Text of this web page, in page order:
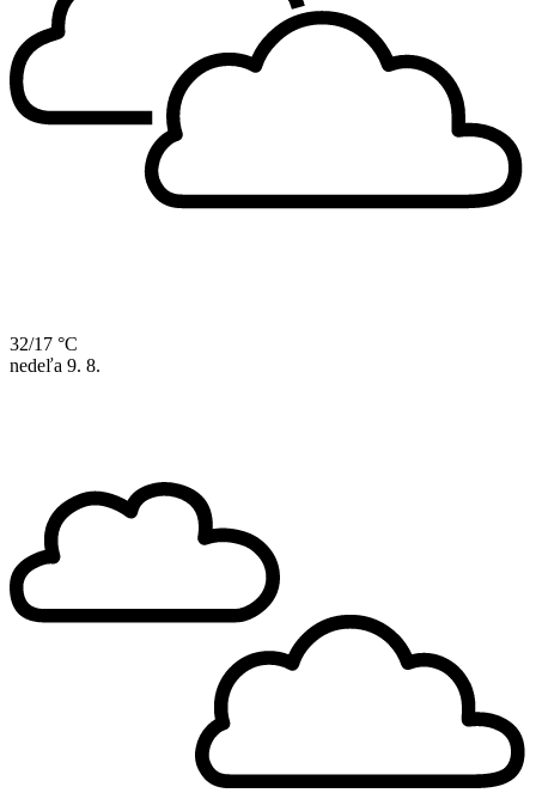
32/17 °C
nedeľa 9. 8.